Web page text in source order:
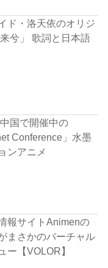
ド・洛天依のオリジ
兮」 歌詞と日本語
国で開催中の
Conference」水墨
ンアニメ
報サイトAnimenの
まさかのバーチャル
ー【VOLOR】